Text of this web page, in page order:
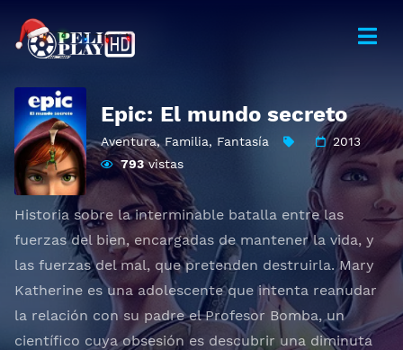
Epic: El mundo secreto
Aventura, Familia, Fantasía
2013
793vistas
Historia sobre la interminable batalla entre las
fuerzas del bien, encargadas de mantener la vida, y
las fuerzas del mal, que pretenden destruirla. Mary
Katherine es una adolescente que intenta reanudar
la relación con su padre el Profesor Bomba, un
científico cuya obsesión es descubrir una diminuta